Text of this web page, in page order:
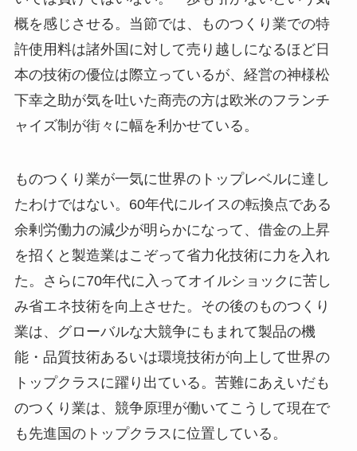
概を感じさせる。当節では、ものつくり業での特
許使用料は諸外国に対して売り越しになるほど日
本の技術の優位は際立っているが、経営の神様松
下幸之助が気を吐いた商売の方は欧米のフランチ
ャイズ制が街々に幅を利かせている。
ものつくり業が一気に世界のトップレベルに達し
たわけではない。60年代にルイスの転換点である
余剰労働力の減少が明らかになって、借金の上昇
を招くと製造業はこぞって省力化技術に力を入れ
た。さらに70年代に入ってオイルショックに苦し
み省エネ技術を向上させた。その後のものつくり
業は、グローバルな大競争にもまれて製品の機
能・品質技術あるいは環境技術が向上して世界の
トップクラスに躍り出ている。苦難にあえいだも
のつくり業は、競争原理が働いてこうして現在で
も先進国のトップクラスに位置している。